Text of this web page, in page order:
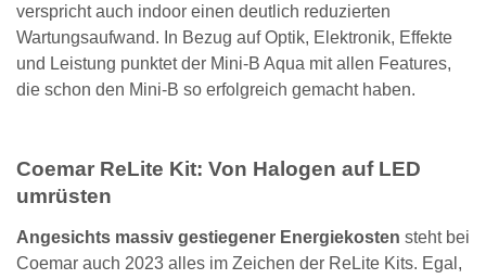
verspricht auch indoor einen deutlich reduzierten
Wartungsaufwand. In Bezug auf Optik, Elektronik, Effekte
und Leistung punktet der Mini-B Aqua mit allen Features,
die schon den Mini-B so erfolgreich gemacht haben.
Coemar ReLite Kit: Von Halogen auf LED
umrüsten
Angesichts massiv gestiegener Energiekosten steht bei
Coemar auch 2023 alles im Zeichen der ReLite Kits. Egal,